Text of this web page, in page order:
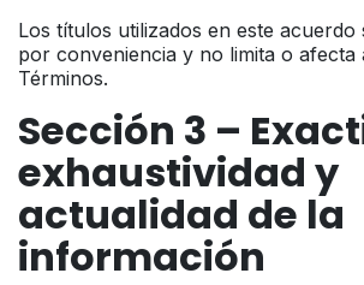
Los títulos utilizados en este acuerdo
por conveniencia y no limita o afecta
Términos.
Sección 3 –
exhaustividad y
actualidad de la
información